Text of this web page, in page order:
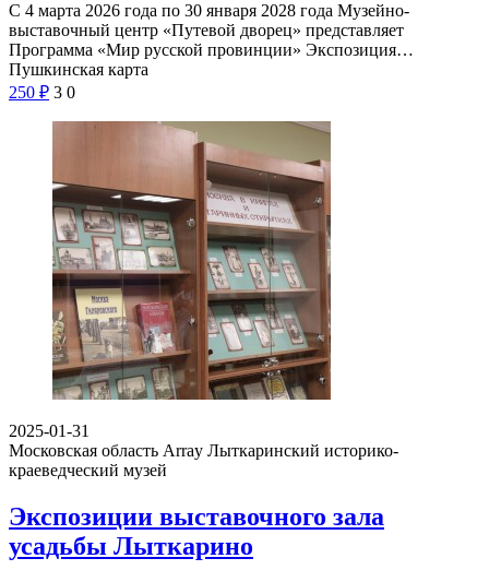
С 4 марта 2026 года по 30 января 2028 года Музейно-
выставочный центр «Путевой дворец» представляет
Программа «Мир русской провинции» Экспозиция…
Пушкинская карта
250 ₽ 3 0
2025-01-31
Московская область Array Лыткаринский историко-
краеведческий музей
Экспозиции выставочного зала
усадьбы Лыткарино